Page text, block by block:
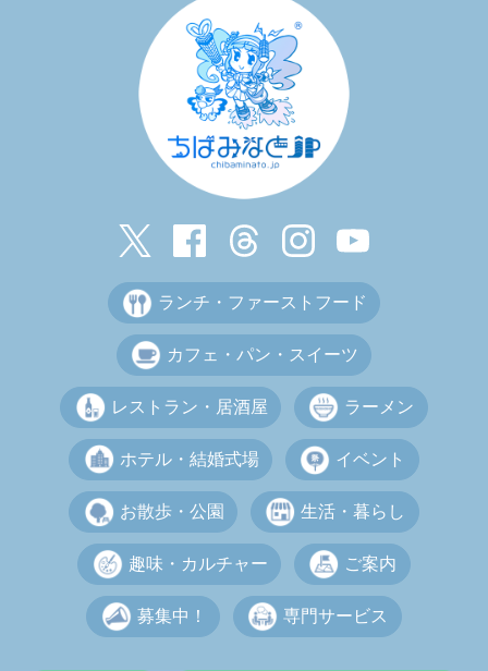
ランチ・ファーストフード
カフェ・パン・スイーツ
レストラン・居酒屋 ラーメン
ホテル・結婚式場 イベント
お散歩・公園 生活・暮らし
趣味・カルチャー ご案内
募集中！ 専門サービス